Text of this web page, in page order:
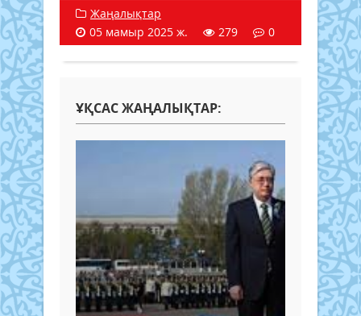
Жаңалықтар
05 мамыр 2025 ж.
279 0
ҰҚСАС ЖАҢАЛЫҚТАР: